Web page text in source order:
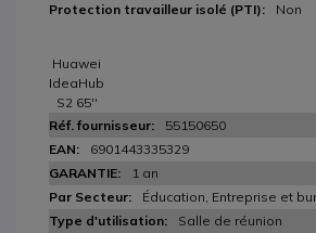
Non
Huawei
IdeaHub
S2 65''
55150650
6901443335329
1 an
Éducation, Entreprise et
Salle de réunion